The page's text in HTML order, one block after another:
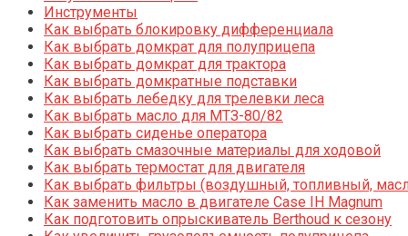
Инструменты
Как выбрать блокировку дифференциала
Как выбрать домкрат для полуприцепа
Как выбрать домкрат для трактора
Как выбрать домкратные подставки
Как выбрать лебедку для трелевки леса
Как выбрать масло для МТЗ-80/82
Как выбрать сиденье оператора
Как выбрать смазочные материалы для ходовой
Как выбрать термостат для двигателя
Как выбрать фильтры (воздушный, топливный,
Как заменить масло в двигателе Case IH Magnum
Как подготовить опрыскиватель Berthoud к сезону